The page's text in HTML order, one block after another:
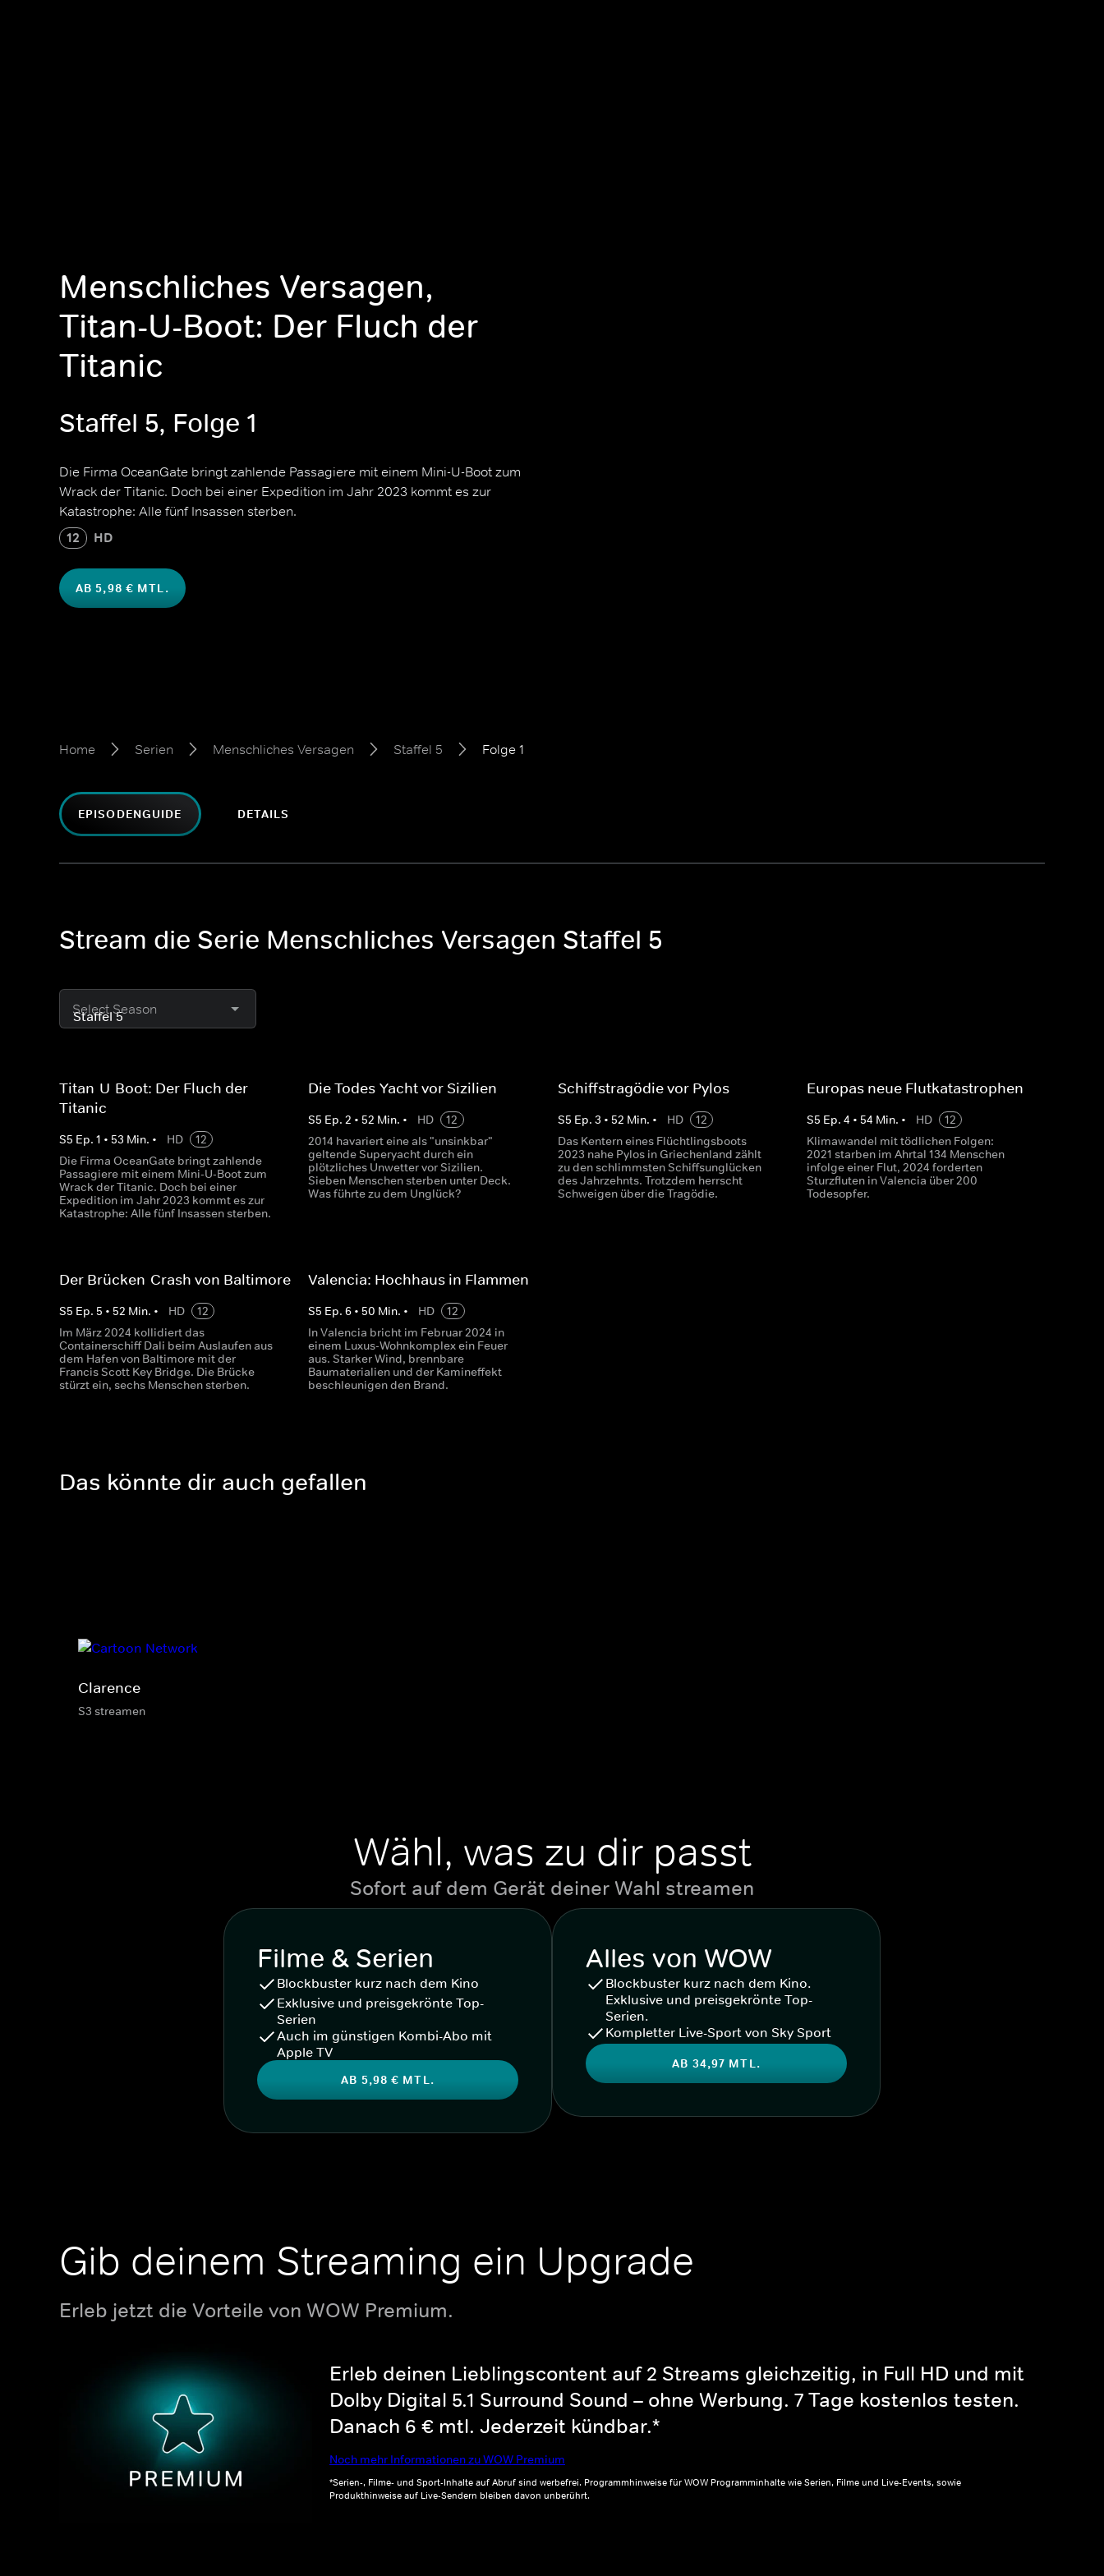
Menschliches Versagen,
Titan-U-Boot: Der Fluch der
Titanic
Staffel 5, Folge 1
Die Firma OceanGate bringt zahlende Passagiere mit einem Mini-U-Boot zum
Wrack der Titanic. Doch bei einer Expedition im Jahr 2023 kommt es zur
Katastrophe: Alle fünf Insassen sterben.
12 HD
AB 5,98 € MTL.
Home Serien Menschliches Versagen Staffel 5 Folge 1
EPISODENGUIDE DETAILS
Stream die Serie Menschliches Versagen Staffel 5
Select Season
Titan-U-Boot: Der Fluch der
Titanic
S5 Ep. 1 • 53 Min. • HD
12
Die Firma OceanGate bringt zahlende
Passagiere mit einem Mini-U-Boot zum
Wrack der Titanic. Doch bei einer
Expedition im Jahr 2023 kommt es zur
Katastrophe: Alle fünf Insassen sterben.
Die Todes-Yacht vor Sizilien
S5 Ep.2 • 52 Min. • HD
12
2014 havariert eine als "unsinkbar"
geltende Superyacht durch ein
plötzliches Unwetter vor Sizilien.
Sieben Menschen sterben unter Deck.
Was führte zu dem Unglück?
Schiffstragödie vor Pylos
S5 Ep. 3 • 52 Min. • HD
12
Das Kentern eines Flüchtlingsboots
2023 nahe Pylos in Griechenland zählt
zu den schlimmsten Schiffsunglücken
des Jahrzehnts. Trotzdem herrscht
Schweigen über die Tragödie.
Europas neue Flutkatastrophen
S5 Ep. 4 • 54 Min. • HD
12
Klimawandel mit tödlichen Folgen:
2021 starben im Ahrtal 134 Menschen
infolge einer Flut, 2024 forderten
Sturzfluten in Valencia über 200
Todesopfer.
Der Brücken-Crash von Baltimore
S5 Ep. 5 • 52 Min. • HD
12
Im März 2024 kollidiert das
Containerschiff Dali beim Auslaufen aus
dem Hafen von Baltimore mit der
Francis Scott Key Bridge. Die Brücke
stürzt ein, sechs Menschen sterben.
Valencia: Hochhaus in Flammen
S5 Ep.6 • 50 Min. • HD
12
In Valencia bricht im Februar 2024 in
einem Luxus-Wohnkomplex ein Feuer
aus. Starker Wind, brennbare
Baumaterialien und der Kamineffekt
beschleunigen den Brand.
Das könnte dir auch gefallen
Clarence
S3 streamen
Wähl, was zu dir passt
Sofort auf dem Gerät deiner Wahl streamen
Filme & Serien
Blockbuster kurz nach dem Kino
Exklusive und preisgekrönte Top-
Serien
Auch im günstigen Kombi-Abo mit
Apple TV
AB 5,98 € MTL.
Alles von WOW
Blockbuster kurz nach dem Kino.
Exklusive und preisgekrönte Top-
Serien.
Kompletter Live-Sport von Sky Sport
AB 34,97 MTL.
Gib deinem Streaming ein Upgrade
Erleb jetzt die Vorteile von WOW Premium.
Erleb deinen Lieblingscontent auf 2 Streams gleichzeitig, in Full HD und mit
Dolby Digital 5.1 Surround Sound – ohne Werbung. 7 Tage kostenlos testen.
Danach 6 € mtl. Jederzeit kündbar.*
Noch mehr Informationen zu WOW Premium
*Serien-, Filme- und Sport-Inhalte auf Abruf sind werbefrei. Programmhinweise für WOW Programminhalte wie Serien, Filme und Live-Events, sowie
Produkthinweise auf Live-Sendern bleiben davon unberührt.